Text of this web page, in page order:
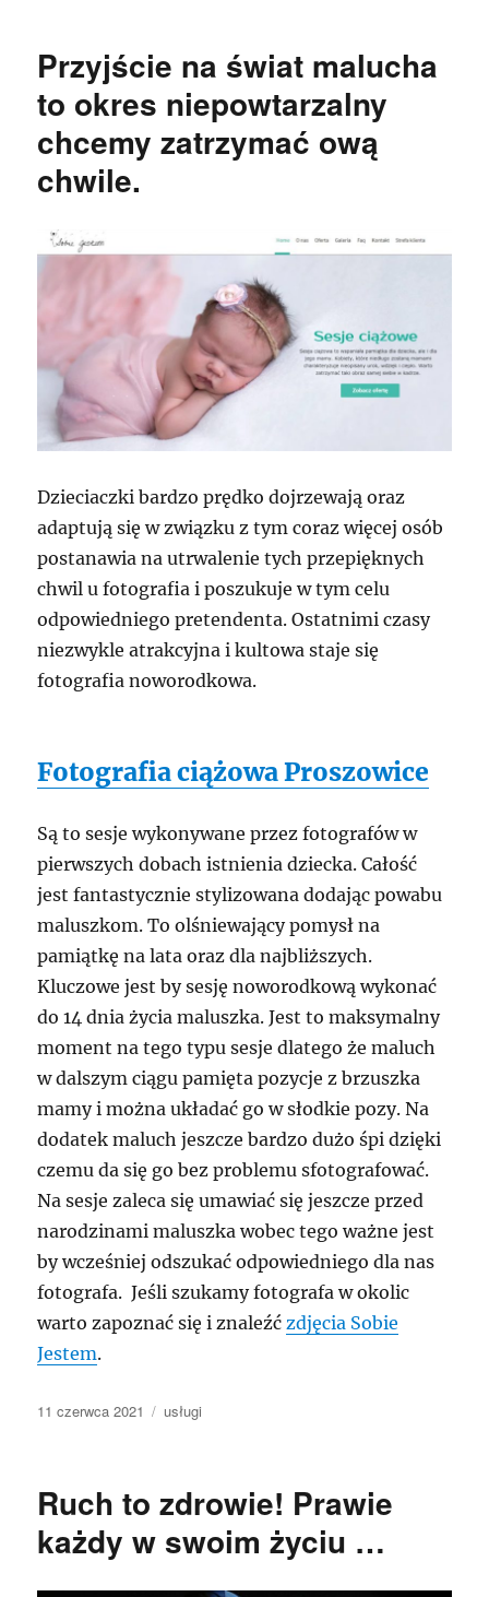
Przyjście na świat malucha
to okres niepowtarzalny
chcemy zatrzymać ową
chwile.
Dzieciaczki bardzo prędko dojrzewają oraz
adaptują się w związku z tym coraz więcej osób
postanawia na utrwalenie tych przepięknych
chwil u fotografia i poszukuje w tym celu
odpowiedniego pretendenta. Ostatnimi czasy
niezwykle atrakcyjna i kultowa staje się
fotografia noworodkowa.
Fotografia ciążowa Proszowice
Są to sesje wykonywane przez fotografów w
pierwszych dobach istnienia dziecka. Całość
jest fantastycznie stylizowana dodając powabu
maluszkom. To olśniewający pomysł na
pamiątkę na lata oraz dla najbliższych.
Kluczowe jest by sesję noworodkową wykonać
do 14 dnia życia maluszka. Jest to maksymalny
moment na tego typu sesje dlatego że maluch
w dalszym ciągu pamięta pozycje z brzuszka
mamy i można układać go w słodkie pozy. Na
dodatek maluch jeszcze bardzo dużo śpi dzięki
czemu da się go bez problemu sfotografować.
Na sesje zaleca się umawiać się jeszcze przed
narodzinami maluszka wobec tego ważne jest
by wcześniej odszukać odpowiedniego dla nas
fotografa. Jeśli szukamy fotografa w okolic
warto zapoznać się i znaleźć zdjęcia Sobie
Jestem.
Data
11 czerwca 2021 Kategorie
usługi
Ruch to zdrowie! Prawie
każdy w swoim życiu …